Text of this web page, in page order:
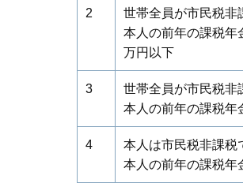
2
世帯全員が市民税非
本人の前年の課税年
万円以下
3
世帯全員が市民税非
本人の前年の課税年
4
本人は市民税非課税
本人の前年の課税年